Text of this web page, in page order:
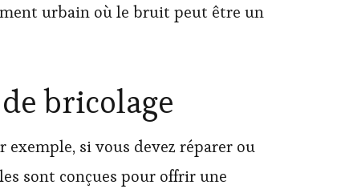
urbain où le bruit peut être un
bricolage
si vous devez réparer ou
sont conçues pour offrir une